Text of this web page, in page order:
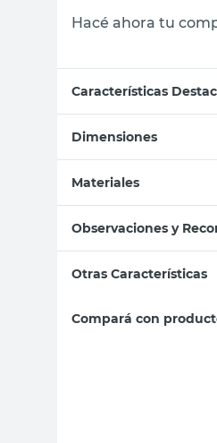
Hacé ahora tu
Características
Dimensiones
Materiales
Observaciones y
Otras Características
Compará con